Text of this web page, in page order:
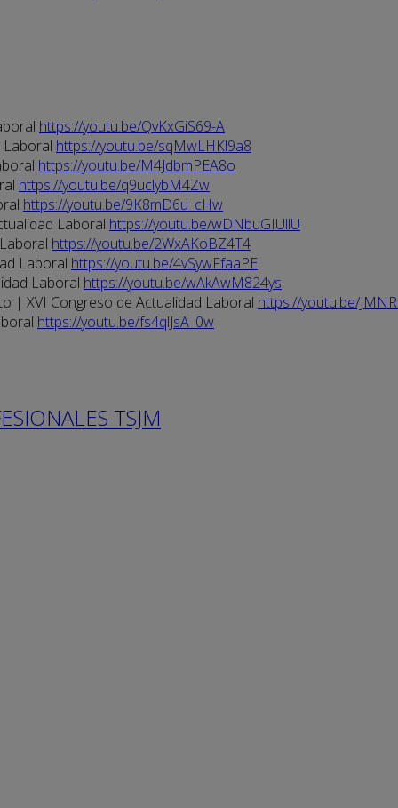
https://youtu.be/QvKxGiS69-A
https://youtu.be/sqMwLHKl9a8
https://youtu.be/M4JdbmPEA8o
https://youtu.be/q9uclybM4Zw
https://youtu.be/9K8mD6u_cHw
Laboral https://youtu.be/wDNbuGIUllU
https://youtu.be/2WxAKoBZ4T4
Laboral https://youtu.be/4vSywFfaaPE
Laboral https://youtu.be/wAkAwM824ys
| XVI Congreso de Actualidad Laboral https://youtu.be/
https://youtu.be/fs4qlJsA_0w
TSJM